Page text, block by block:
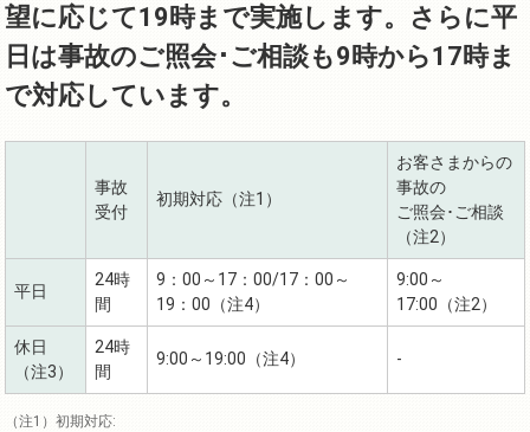
望に応じて19時まで実施します。さらに平
日は事故のご照会･ご相談も9時から17時ま
で対応しています。
事故
受付
初期対応（注1）
お客さまからの
事故の
ご照会･ご相談
（注2）
平日
24時
間
9：00～17：00/17：00～
19：00（注4）
9:00～
17:00（注2）
休日
（注3）
24時
間
9:00～19:00（注4） -
初期対応: